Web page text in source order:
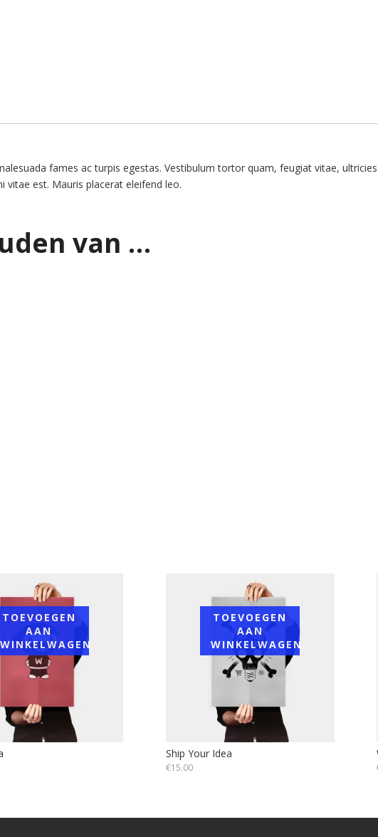
fames ac turpis egestas. Vestibulum tortor quam, feugiat vitae,
vitae est. Mauris placerat eleifend leo.
van …
TOEVOEGEN
AAN
WINKELWAGEN
Ship Your Idea
€15.00
TOEVOEGEN
AAN
WINKELWAGEN